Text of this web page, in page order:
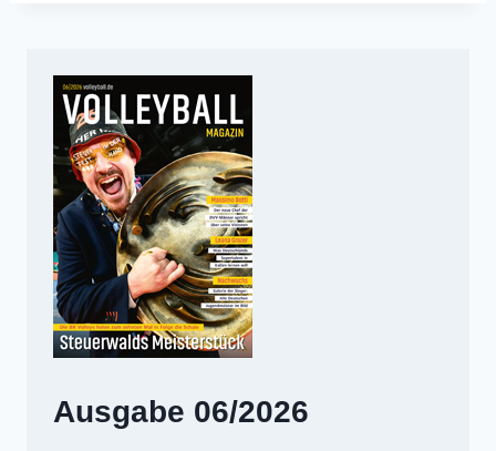
Ausgabe 06/2026